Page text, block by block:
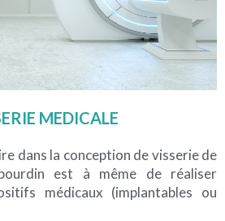
MEDICALE
dans la conception de visserie de
est à même de réaliser
médicaux (implantables ou